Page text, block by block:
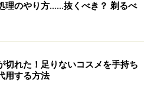
理のやり方……抜くべき？ 剃るべ
切れた！足りないコスメを手持ち
用する方法